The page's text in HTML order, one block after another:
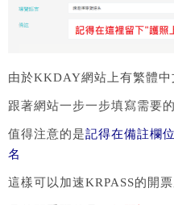
由於KKDAY網站上有繁體中
跟著網站一步一步填寫需要
值得注意的是記得在備註欄
名
這樣可以加速KRPASS的開